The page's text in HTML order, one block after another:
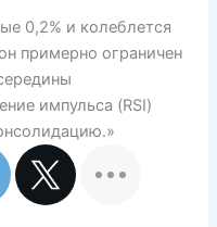
0,2% и колеблется
примерно ограничен
импульса (RSI)